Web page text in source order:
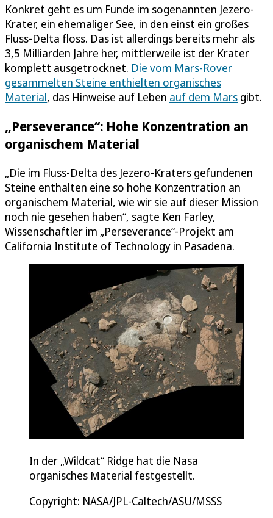
Konkret geht es um Funde im sogenannten Jezero-
Krater, ein ehemaliger See, in den einst ein großes
Fluss-Delta floss. Das ist allerdings bereits mehr als
3,5 Milliarden Jahre her, mittlerweile ist der Krater
komplett ausgetrocknet. Die vom Mars-Rover
gesammelten Steine enthielten organisches
Material, das Hinweise auf Leben auf dem Mars gibt.
„Perseverance“: Hohe Konzentration an
organischem Material
„Die im Fluss-Delta des Jezero-Kraters gefundenen
Steine enthalten eine so hohe Konzentration an
organischem Material, wie wir sie auf dieser Mission
noch nie gesehen haben“, sagte Ken Farley,
Wissenschaftler im „Perseverance“-Projekt am
California Institute of Technology in Pasadena.
In der „Wildcat“ Ridge hat die Nasa
organisches Material festgestellt.
Copyright: NASA/JPL-Caltech/ASU/MSSS